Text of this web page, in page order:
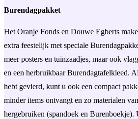
Burendagpakket
Het Oranje Fonds en Douwe Egberts
extra feestelijk met speciale
meer posters en tuinzaadjes, maar ook
en een herbruikbaar Burendagtafelkleed.
hebt gevierd, kunt u ook een compact
minder items ontvangt en zo materialen
hergebruiken (spandoek en Burenboekje).